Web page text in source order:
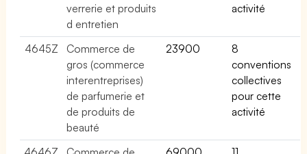
verrerie et produits
d entretien
activité
4645Z
Commerce de
gros (commerce
interentreprises)
de parfumerie et
de produits de
beauté
23900
8
conventions
collectives
pour cette
activité